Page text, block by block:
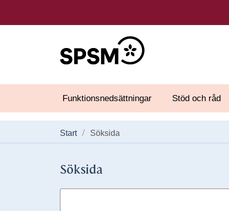
Funktionsnedsättningar Stöd och råd
Start Söksida
Söksida